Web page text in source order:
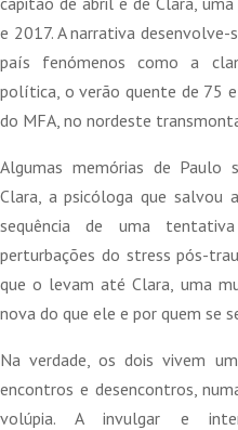
e 2017. A narrativa
país fenómenos como a
política, o verão quente de 75
do MFA, no nordeste
Algumas memórias de Paulo
Clara, a psicóloga que salvou
sequência de uma
perturbações do stress pós-
que o levam até Clara, uma
nova do que ele e por quem se
Na verdade, os dois vivem
encontros e desencontros,
volúpia. A invulgar e